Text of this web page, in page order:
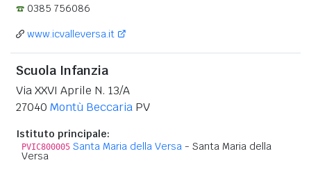
0385 756086
www.icvalleversa.it
Scuola Infanzia
Via XXVI Aprile N. 13/A
27040 Montù Beccaria PV
Istituto principale:
PVIC800005 Santa Maria della Versa - Santa Maria della
Versa